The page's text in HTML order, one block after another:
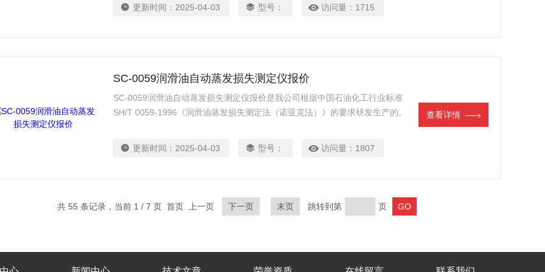
更新时间： 2025-04-03 型号： 访问量： 1715
SC-0059润滑油自动蒸发损失测定仪报价
SC-0059润滑油自动蒸发损失测定仪报价是我公司根据中国石油化工行业标准
SH/T 0059-1996《润滑油蒸发损失测定法（诺亚克法）》的要求研发生产的。
更新时间： 2025-04-03 型号： 访问量： 1807
查看详情
共 55 条记录，当前 1 / 7 页 首页 上一页 下一页 末页 跳转到第 页